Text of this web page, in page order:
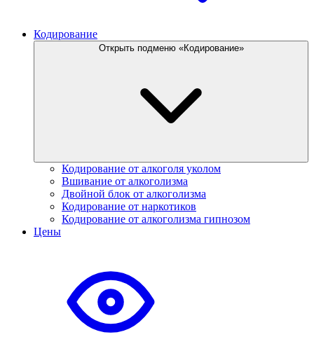
Кодирование
Открыть подменю «Кодирование»
Кодирование от алкоголя уколом
Вшивание от алкоголизма
Двойной блок от алкоголизма
Кодирование от наркотиков
Кодирование от алкоголизма гипнозом
Цены